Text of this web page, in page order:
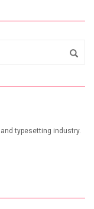
typesetting industry.